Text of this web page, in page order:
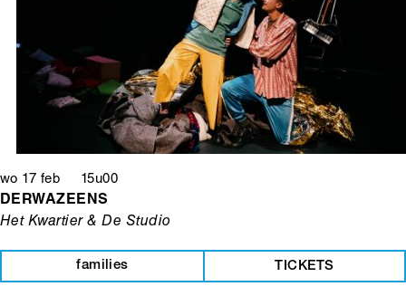
wo 17 feb 15u00
DERWAZEENS
Het Kwartier & De Studio
families TICKETS